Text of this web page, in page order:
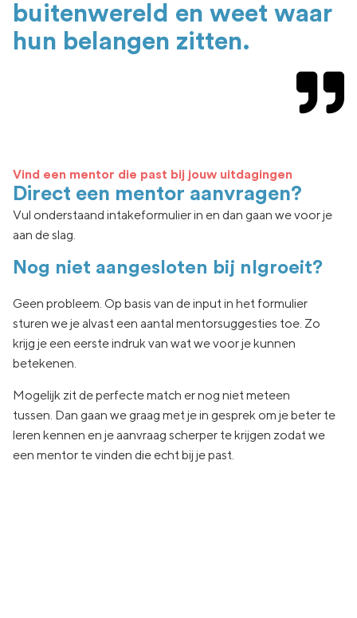
buitenwereld en weet waar
hun belangen zitten.
Vind een mentor die past bij jouw uitdagingen
Direct een mentor aanvragen?
Vul onderstaand intakeformulier in en dan gaan we voor je
aan de slag.
Nog niet aangesloten bij nlgroeit?
Geen probleem. Op basis van de input in het formulier
sturen we je alvast een aantal mentorsuggesties toe. Zo
krijg je een eerste indruk van watwe voor je kunnen
betekenen.
Mogelijk zit deperfecte match er nog niet meteen
tussen. Dan gaan we graag met je in gesprek om je beter te
leren kennen en je aanvraag scherper te krijgen zodat we
een mentor te vinden die echt bij je past.